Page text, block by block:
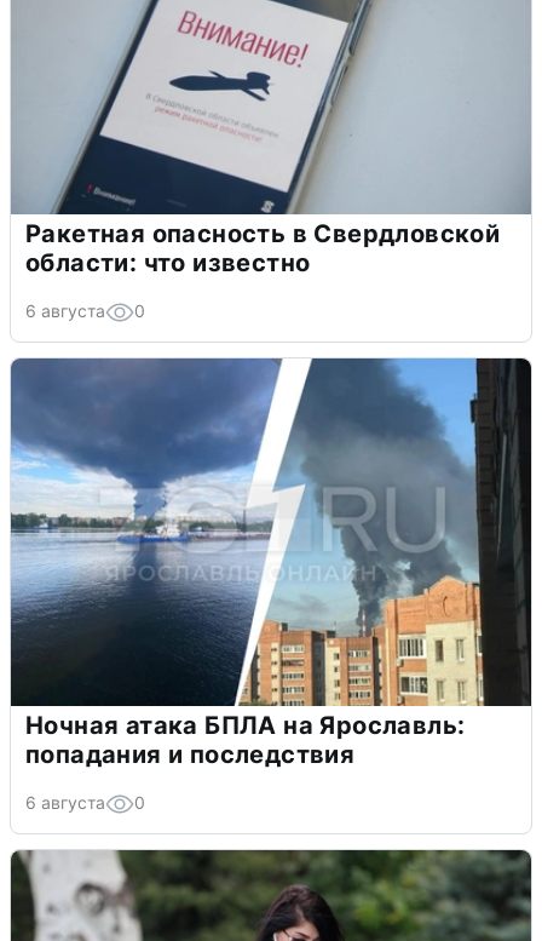
Ракетная опасность в Свердловской
области: что известно
6 августа 0
Ночная атака БПЛА на Ярославль:
попадания и последствия
6 августа 0